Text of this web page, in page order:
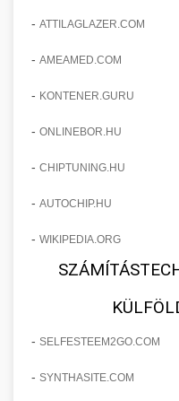
- ATTILAGLAZER.COM
- AMEAMED.COM
- KONTENER.GURU
- ONLINEBOR.HU
- CHIPTUNING.HU
- AUTOCHIP.HU
- WIKIPEDIA.ORG
- SELFESTEEM2GO.COM
- SYNTHASITE.COM